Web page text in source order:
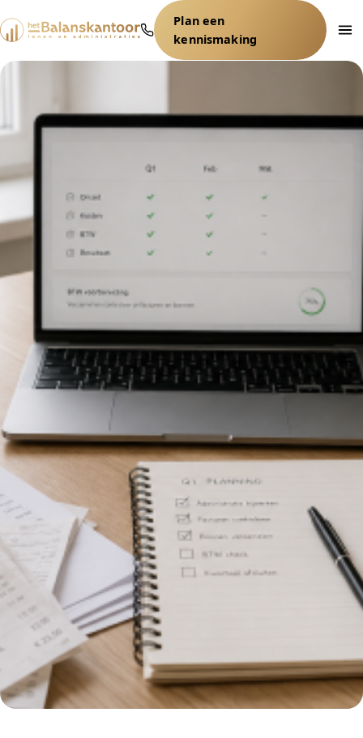
naar
inhoud
Plan een
kennismaking